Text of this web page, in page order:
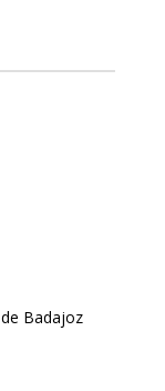
Badajoz